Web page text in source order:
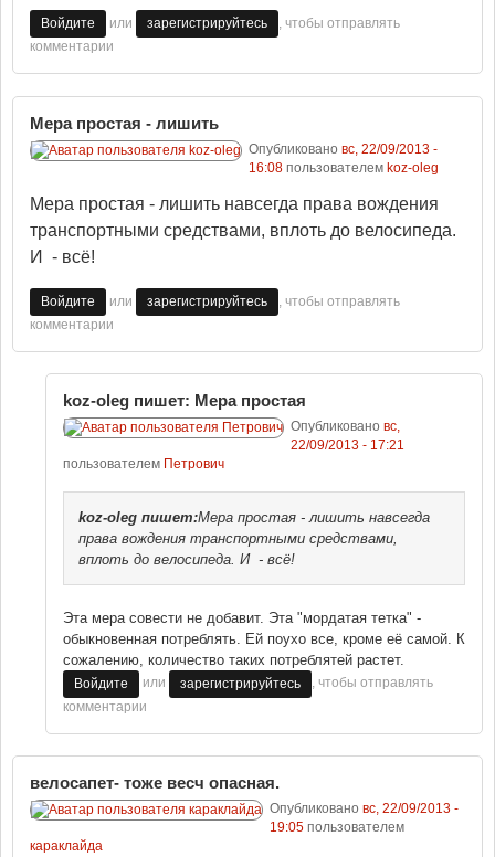
Войдите или зарегистрируйтесь
, чтобы отправлять
комментарии
Мера простая - лишить
Опубликовано вс, 22/09/2013 -
16:08пользователем koz-oleg
Мера простая - лишить навсегда права вождения
транспортными средствами, вплоть до велосипеда.
И - всё!
Войдите или зарегистрируйтесь
, чтобы отправлять
комментарии
koz-oleg пишет: Мера простая
Опубликовано вс,
22/09/2013 - 17:21
пользователем Петрович
koz-oleg пишет:Мера простая - лишить навсегда
права вождения транспортными средствами,
вплоть до велосипеда. И - всё!
Эта мера совести не добавит. Эта "мордатая тетка" -
обыкновенная потреблять. Ей поухо все, кроме её самой. К
сожалению, количество таких потреблятей растет.
Войдите или зарегистрируйтесь
, чтобы отправлять
комментарии
велосапет- тоже весч опасная.
Опубликовано вс, 22/09/2013 -
19:05пользователем
караклайда